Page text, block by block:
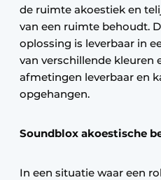
de ruimte akoestiek en
van een ruimte behoudt.
oplossing is leverbaar in
van verschillende kleuren
afmetingen leverbaar en
opgehangen.
Soundblox akoestische
In een situatie waar een